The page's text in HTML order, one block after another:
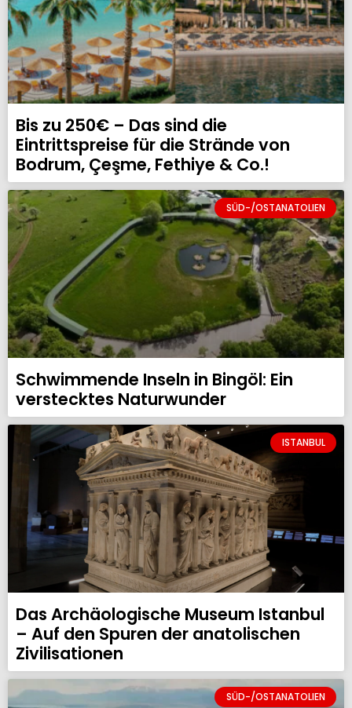
Bis zu 250€ – Das sind die
Eintrittspreise für die Strände von
Bodrum, Çeşme, Fethiye & Co.!
SÜD-/OSTANATOLIEN
Schwimmende Inseln in Bingöl: Ein
verstecktes Naturwunder
ISTANBUL
Das Archäologische Museum Istanbul
– Auf den Spuren der anatolischen
Zivilisationen
SÜD-/OSTANATOLIEN